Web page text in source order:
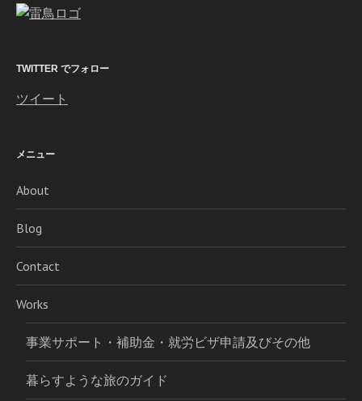
TWITTER でフォロー
ツイート
メニュー
About
Blog
Contact
Works
事業サポート・補助金・就労ビザ申請及びその他
暮らすような旅のガイド